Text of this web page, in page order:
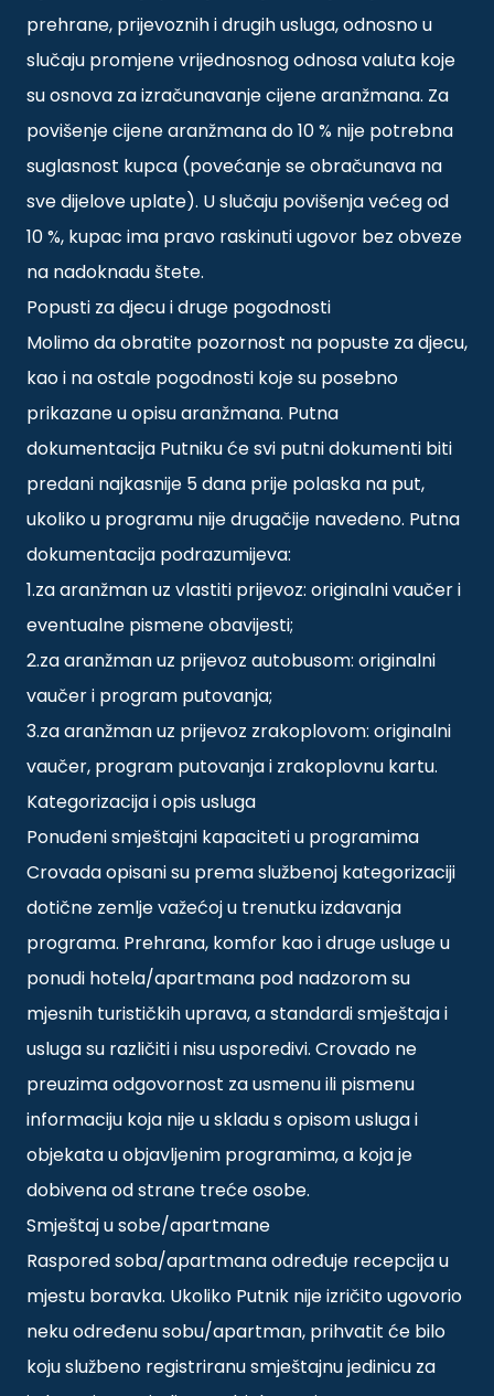
prehrane, prijevoznih i drugih usluga, odnosno u
slučaju promjene vrijednosnog odnosa valuta koje
su osnova za izračunavanje cijene aranžmana. Za
povišenje cijene aranžmana do 10 % nije potrebna
suglasnost kupca (povećanje se obračunava na
sve dijelove uplate). U slučaju povišenja većeg od
10 %, kupac ima pravo raskinuti ugovor bez obveze
na nadoknadu štete.
Popusti za djecu i druge pogodnosti
Molimo da obratite pozornost na popuste za djecu,
kao i na ostale pogodnosti koje su posebno
prikazane u opisu aranžmana. Putna
dokumentacija Putniku će svi putni dokumenti biti
predani najkasnije 5 dana prije polaska na put,
ukoliko u programu nije drugačije navedeno. Putna
dokumentacija podrazumijeva:
1.za aranžman uz vlastiti prijevoz: originalni vaučer i
eventualne pismene obavijesti;
2.za aranžman uz prijevoz autobusom: originalni
vaučer i program putovanja;
3.za aranžman uz prijevoz zrakoplovom: originalni
vaučer, program putovanja i zrakoplovnu kartu.
Kategorizacija i opis usluga
Ponuđeni smještajni kapaciteti u programima
Crovada opisani su prema službenoj kategorizaciji
dotične zemlje važećoj u trenutku izdavanja
programa. Prehrana, komfor kao i druge usluge u
ponudi hotela/apartmana pod nadzorom su
mjesnih turističkih uprava, a standardi smještaja i
usluga su različiti i nisu usporedivi. Crovado ne
preuzima odgovornost za usmenu ili pismenu
informaciju koja nije u skladu s opisom usluga i
objekata u objavljenim programima, a koja je
dobivena od strane treće osobe.
Smještaj u sobe/apartmane
Raspored soba/apartmana određuje recepcija u
mjestu boravka. Ukoliko Putnik nije izričito ugovorio
neku određenu sobu/apartman, prihvatit će bilo
koju službeno registriranu smještajnu jedinicu za